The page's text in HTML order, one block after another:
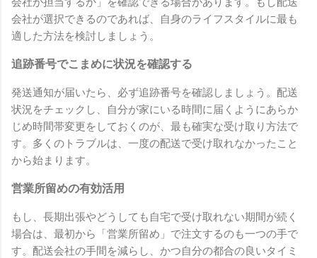
会社が選択できるのであれば、自身のライフスタイルに最も
適した方法を検討しましょう。
追跡番号でこまめに状況を確認する
発送通知が届いたら、必ず追跡番号を確認しましょう。配送
状況をチェックし、自分が家にいる時間に届くようにあらか
じめ時間帯変更をしておくのが、最も確実な受け取り方法で
す。多くのトラブルは、一度の配送で受け取れなかったこと
から始まります。
営業所留めの有効活用
もし、長期出張やどうしても自宅で受け取れない期間が続く
場合は、最初から「営業所留め」で注文するのも一つの手で
す。配送会社の手間を減らし、かつ自分の都合の良いタイミ